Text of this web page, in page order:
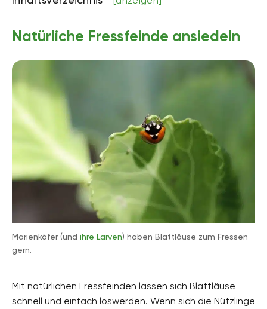
Natürliche Fressfeinde ansiedeln
Marienkäfer (und ihre Larven) haben Blattläuse zum Fressen
gern.
Mit natürlichen Fressfeinden lassen sich Blattläuse
schnell und einfach loswerden. Wenn sich die Nützlinge